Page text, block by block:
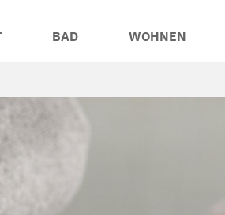
BAD WOHNEN